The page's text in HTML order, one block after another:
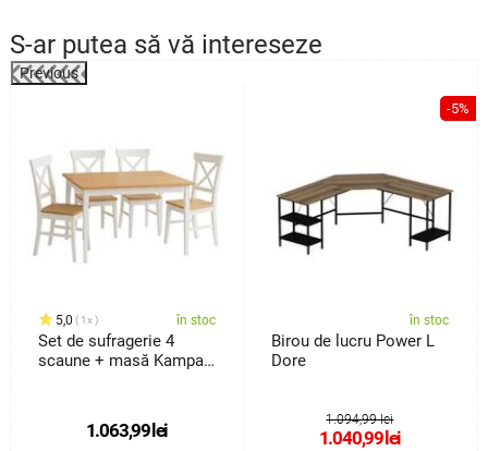
S-ar putea să vă intereseze
Previous
5,0 1x în stoc
Set de sufragerie 4
scaune + masă Kampali,
1.063,99 lei
-5%
în stoc
Birou de lucru Power L
Dore
1.094,99 lei
1.040,99 lei